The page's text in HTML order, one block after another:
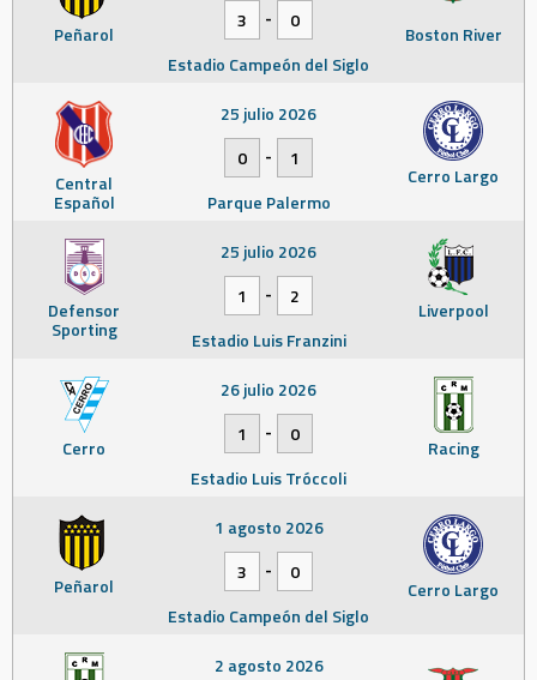
Peñarol Boston River
3
-
0
Estadio Campeón del Siglo
Central
Español
Cerro Largo
25 julio 2026
0
-
1
Parque Palermo
Defensor
Sporting
Liverpool
25 julio 2026
1
-
2
Estadio Luis Franzini
Cerro Racing
26 julio 2026
1
-
0
Estadio Luis Tróccoli
Peñarol Cerro Largo
1 agosto 2026
3
-
0
Estadio Campeón del Siglo
2 agosto 2026